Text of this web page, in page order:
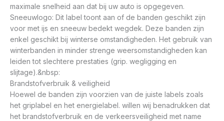
maximale snelheid aan dat bij uw auto is opgegeven.
Sneeuwlogo: Dit label toont aan of de banden geschikt zijn
voor met ijs en sneeuw bedekt wegdek. Deze banden zijn
enkel geschikt bij winterse omstandigheden. Het gebruik van
winterbanden in minder strenge weersomstandigheden kan
leiden tot slechtere prestaties (grip. wegligging en
slijtage).&nbsp:
Brandstofverbruik & veiligheid
Hoewel de banden zijn voorzien van de juiste labels zoals
het griplabel en het energielabel. willen wij benadrukken dat
het brandstofverbruik en de verkeersveiligheid met name